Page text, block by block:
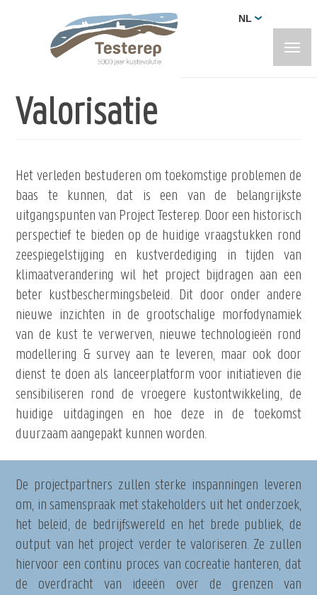
gaan
NL
Valorisatie
Het verleden bestuderen om toekomstige problemen de
baas te kunnen, dat is een van de belangrijkste
uitgangspunten van Project Testerep. Door een historisch
perspectief te bieden op de huidige vraagstukken rond
zeespiegelstijging en kustverdediging in tijden van
klimaatverandering wil het project bijdragen aan een
beter kustbeschermingsbeleid. Dit door onder andere
nieuwe inzichten in de grootschalige morfodynamiek
van de kust te verwerven, nieuwe technologieën rond
modellering & survey aan te leveren, maar ook door
dienst te doen als lanceerplatform voor initiatieven die
sensibiliseren rond de vroegere kustontwikkeling, de
huidige uitdagingen en hoe deze in de toekomst
duurzaam aangepakt kunnen worden.
De projectpartners zullen sterke inspanningen leveren
om, in samenspraak met stakeholders uit het onderzoek,
het beleid, de bedrijfswereld en het brede publiek, de
output van het project verder te valoriseren. Ze zullen
hiervoor een continu proces van cocreatie hanteren, dat
de overdracht van ideeën over de grenzen van